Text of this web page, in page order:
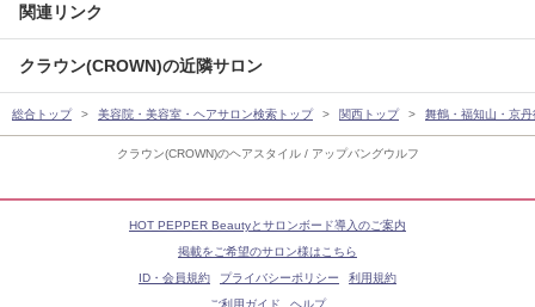
クラウン(CROWN)のヘアスタイル / アップバングウルフ
関連リンク
クラウン(CROWN)の近隣サロン
総合トップ 美容院・美容室・ヘアサロン検索トップ 関西トップ 舞鶴・福知山・京
HOT PEPPER Beautyとサロンボード導入のご案内
掲載をご希望のサロン様はこちら
ID・会員規約
プライバシーポリシー
利用規約
ご利用ガイド
ヘルプ